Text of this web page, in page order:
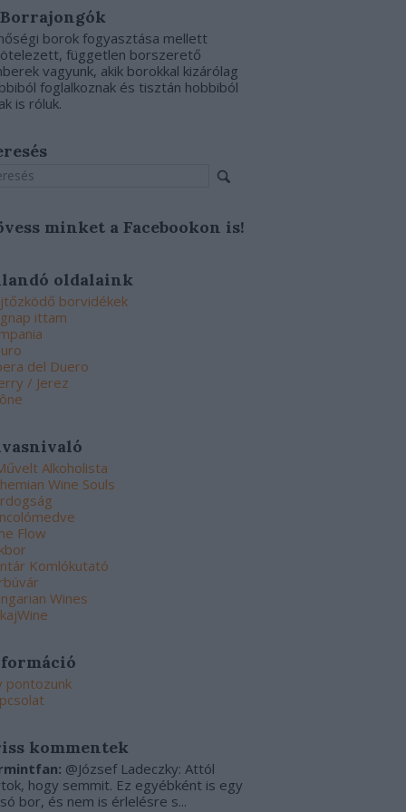
borok fogyasztása mellett
független borszerető
vagyunk, akik borokkal kizárólag
foglalkoznak és tisztán hobbiból
is róluk.
minket a Facebookon is!
oldalaink
borvidékek
ittam
del Duero
/ Jerez
Alkoholista
Wine Souls
Flow
Komlókutató
Wines
pontozunk
kommentek
@József Ladeczky: Attól
hogy semmit. Ez egyébként is egy
bor, és nem is érlelésre s...